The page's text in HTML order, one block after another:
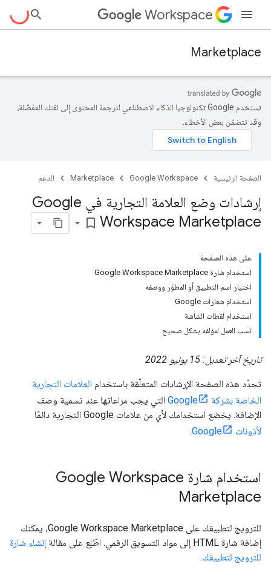
Workspace
Marketplace
تستخدم Google تكنولوجيا الذكاء الاصطناعي لترجمة المحتوى إلى لغتك المفضّلة،
وقد تتضمّن بعض الأخطاء.
الصفحة الرئيسية Google Workspace
Marketplace الدعم
إرشادات وضع العلامة التجارية في Google
Workspace Marketplace
bookmark_border
على هذه الصفحة
استخدام شارة Google Workspace Marketplace
اختيار اسم التطبيق أو المطوّر ووصفه
استخدام شعارات Google
استخدام لقطات الشاشة
نَسب العمل لمؤلفه بشكل صحيح
تاريخ آخر تعديل: 15 يونيو 2022
تحدّد هذه الصفحة الإرشادات المتعلّقة باستخدام العلامات التجارية
الخاصة بشركة Google
التي يجب مراعاتها عند تسمية وصف
الإضافة. يخضع استخدامك لأي من علامات Google التجارية دائمًا
لأذونات Google
.
استخدام شارة Google Workspace
Marketplace
للترويج لتطبيقك على Google Workspace Marketplace، يمكنك
إضافة شارة HTML إلى مواد التسويق الرقمي. اطّلِع على مقالة
إنشاء شارة
للترويج لتطبيقك.